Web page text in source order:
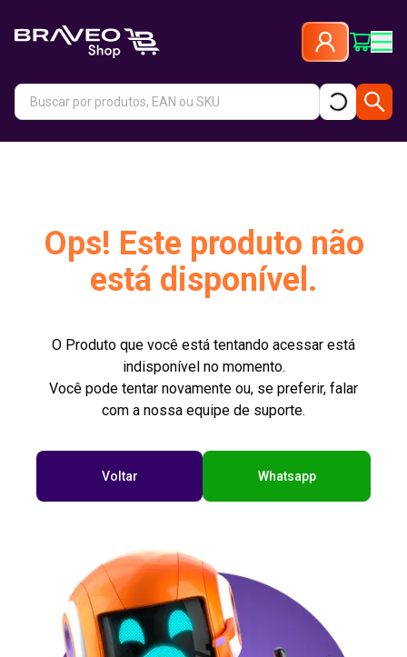
Ops! Este produto não
está disponível.
O Produto que você está tentando acessar está
indisponível no momento.
Você pode tentar novamente ou, se preferir, falar
com a nossa equipe de suporte.
Voltar Whatsapp